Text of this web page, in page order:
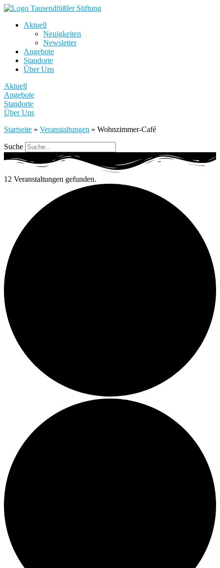
Aktuell
Neuigkeiten
Newsletter
Angebote
Standorte
Über Uns
Aktuell
Angebote
Standorte
Über Uns
Startseite » Veranstaltungen » Wohnzimmer-Café
Suche
12 Veranstaltungen gefunden.